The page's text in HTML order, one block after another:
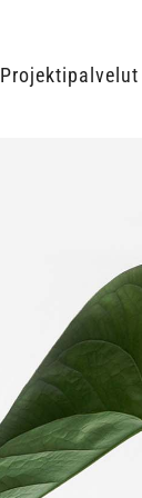
Projektipalvelut